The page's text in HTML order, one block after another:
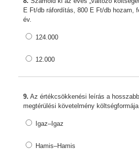
E Ft/db ráfordítás, 800 E Ft/db hozam,
év.
124.000
12.000
9. Az értékcsökkenési leírás a
megtérülési követelmény
Igaz–Igaz
Hamis–Hamis